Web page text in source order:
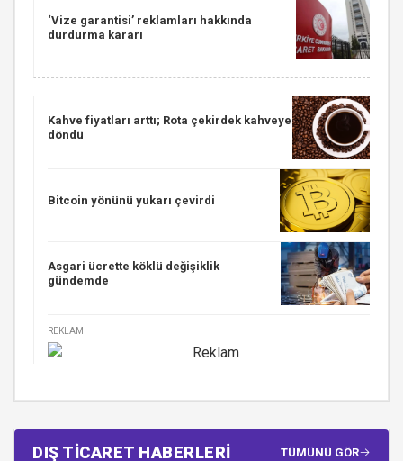
‘Vize garantisi’ reklamları hakkında
durdurma kararı
Kahve fiyatları arttı; Rota çekirdek kahveye
döndü
Bitcoin yönünü yukarı çevirdi
Asgari ücrette köklü değişiklik
gündemde
REKLAM
DIŞ TİCARET HABERLERİ TÜMÜNÜ GÖR